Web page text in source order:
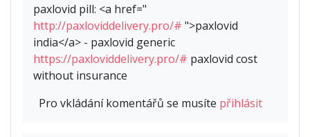
paxlovid pill: <a href="
http://paxloviddelivery.pro/# ">paxlovid
india</a> - paxlovid generic
https://paxloviddelivery.pro/# paxlovid cost
without insurance
Pro vkládání komentářů se musíte přihlásit